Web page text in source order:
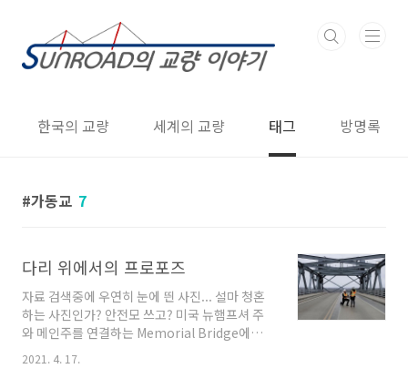
한국의 교량 세계의 교량 태그 방명록
가동교 7
다리 위에서의 프로포즈
자료 검색중에 우연히 눈에 띈 사진... 설마 청혼
하는 사진인가? 안전모 쓰고? 미국 뉴햄프셔 주
와 메인주를 연결하는 Memorial Bridge에서
일하던 토목 엔지니어 Dan Del Tufo가 Juila
Kallmerten에게 청혼을 했다는 The Boston
2021. 4. 17.